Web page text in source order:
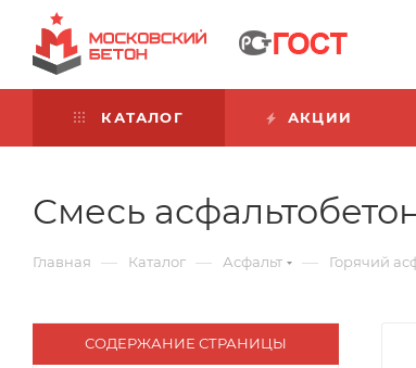
КАТАЛОГ АКЦИИ
Смесь
Главная — Каталог — Асфальт — Горячий
СОДЕРЖАНИЕ СТРАНИЦЫ